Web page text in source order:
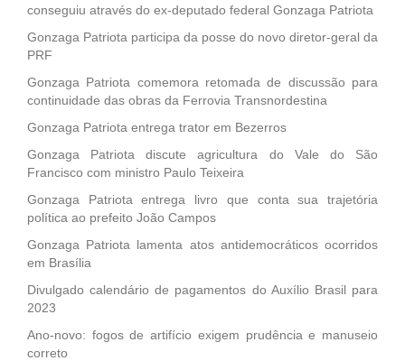
conseguiu através do ex-deputado federal Gonzaga Patriota
Gonzaga Patriota participa da posse do novo diretor-geral da
PRF
Gonzaga Patriota comemora retomada de discussão para
continuidade das obras da Ferrovia Transnordestina
Gonzaga Patriota entrega trator em Bezerros
Gonzaga Patriota discute agricultura do Vale do São
Francisco com ministro Paulo Teixeira
Gonzaga Patriota entrega livro que conta sua trajetória
política ao prefeito João Campos
Gonzaga Patriota lamenta atos antidemocráticos ocorridos
em Brasília
Divulgado calendário de pagamentos do Auxílio Brasil para
2023
Ano-novo: fogos de artifício exigem prudência e manuseio
correto